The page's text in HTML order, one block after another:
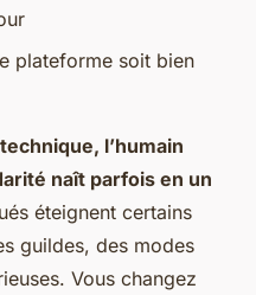
plateforme soit bien
l’humain
naît parfois en un
éteignent certains
guildes, des modes
Vous changez